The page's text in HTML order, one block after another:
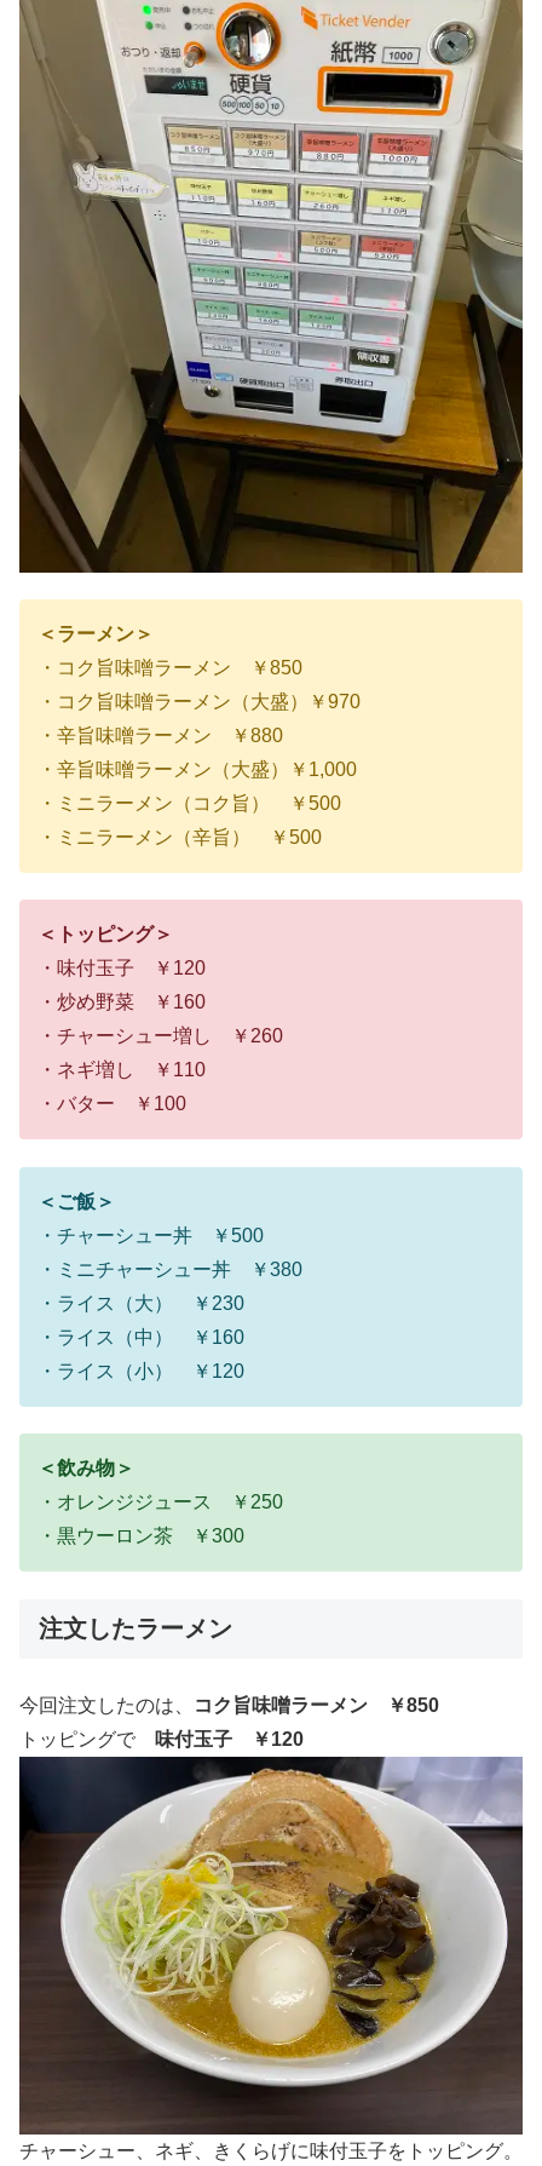
＜ラーメン＞
・コク旨味噌ラーメン ￥850
・コク旨味噌ラーメン（大盛）￥970
・辛旨味噌ラーメン ￥880
・辛旨味噌ラーメン（大盛）￥1,000
・ミニラーメン（コク旨） ￥500
・ミニラーメン（辛旨） ￥500
＜トッピング＞
・味付玉子 ￥120
・炒め野菜 ￥160
・チャーシュー増し ￥260
・ネギ増し ￥110
・バター ￥100
＜ご飯＞
・チャーシュー丼 ￥500
・ミニチャーシュー丼 ￥380
・ライス（大） ￥230
・ライス（中） ￥160
・ライス（小） ￥120
＜飲み物＞
・オレンジジュース ￥250
・黒ウーロン茶 ￥300
注文したラーメン
今回注文したのは、
コク旨味噌ラーメン ￥850
トッピングで 味付玉子 ￥120
チャーシュー、ネギ、きくらげに味付玉子をトッピング。